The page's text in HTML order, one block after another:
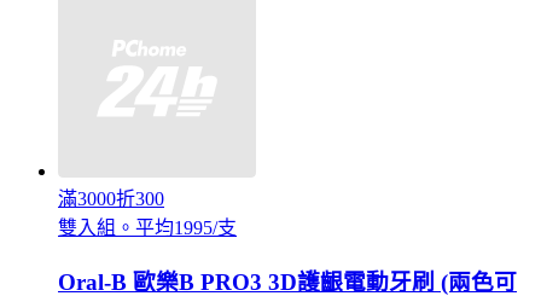
滿3000折300
雙入組。平均1995/支
Oral-B 歐樂B PRO3 3D護齦電動牙刷 (兩色可